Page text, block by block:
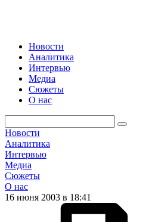
Новости
Аналитика
Интервью
Медиа
Сюжеты
О нас
Новости
Аналитика
Интервью
Медиа
Сюжеты
О нас
16 июня 2003 в 18:41